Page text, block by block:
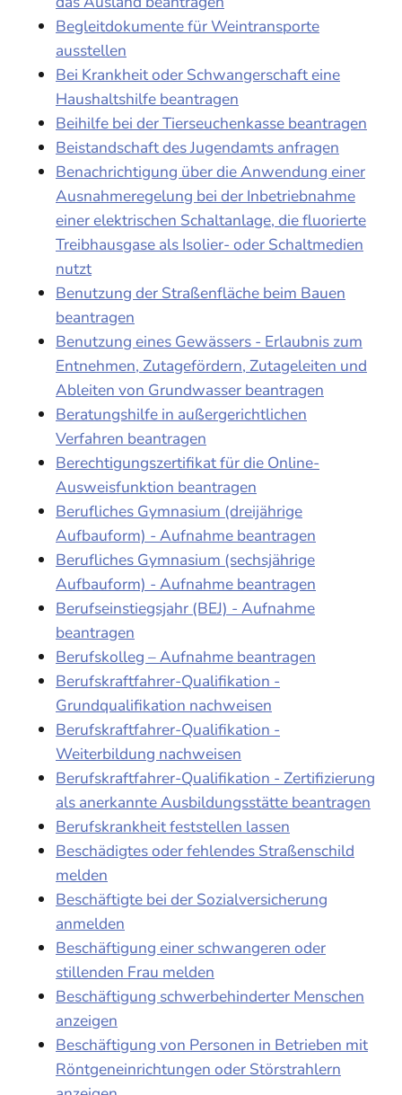
Begleitdokumente für Weintransporte
ausstellen
Bei Krankheit oder Schwangerschaft eine
Haushaltshilfe beantragen
Beihilfe bei der Tierseuchenkasse beantragen
Beistandschaft des Jugendamts anfragen
Benachrichtigung über die Anwendung einer
Ausnahmeregelung bei der Inbetriebnahme
einer elektrischen Schaltanlage, die fluorierte
Treibhausgase als Isolier- oder Schaltmedien
nutzt
Benutzung der Straßenfläche beim Bauen
beantragen
Benutzung eines Gewässers - Erlaubnis zum
Entnehmen, Zutagefördern, Zutageleiten und
Ableiten von Grundwasser beantragen
Beratungshilfe in außergerichtlichen
Verfahren beantragen
Berechtigungszertifikat für die Online-
Ausweisfunktion beantragen
Berufliches Gymnasium (dreijährige
Aufbauform) - Aufnahme beantragen
Berufliches Gymnasium (sechsjährige
Aufbauform) - Aufnahme beantragen
Berufseinstiegsjahr (BEJ) - Aufnahme
beantragen
Berufskolleg – Aufnahme beantragen
Berufskraftfahrer-Qualifikation -
Grundqualifikation nachweisen
Berufskraftfahrer-Qualifikation -
Weiterbildung nachweisen
Berufskraftfahrer-Qualifikation - Zertifizierung
als anerkannte Ausbildungsstätte beantragen
Berufskrankheit feststellen lassen
Beschädigtes oder fehlendes Straßenschild
melden
Beschäftigte bei der Sozialversicherung
anmelden
Beschäftigung einer schwangeren oder
stillenden Frau melden
Beschäftigung schwerbehinderter Menschen
anzeigen
Beschäftigung von Personen in Betrieben mit
Röntgeneinrichtungen oder Störstrahlern